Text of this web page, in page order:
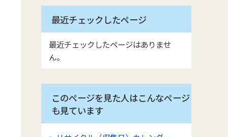
最近チェックしたページ
最近チェックしたページはありませ
ん。
このページを見た人はこんなページ
も見ています